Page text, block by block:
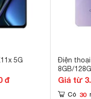
5G
đ
Điện
8GB/
Giá từ
Có 30